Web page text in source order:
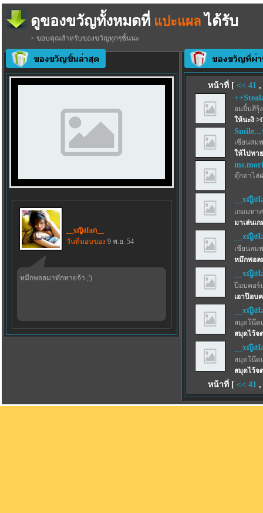
ดูของขวัญทั้งหมดที่ แปะแผล ได้รับ
> ขอบคุณสำหรับของขวัญทุกๆชิ้นนะ
__xญิงIaก__
วันที่มอบของ 9 พ.ย. 54
หมึกพอลมาทักทายจ้า ;')
หน้าที่ [ << 41 ,
อมยิ้มสีรุ้ง
ให้นะงิ
เซียนสม
ให้ไปทา
ตุ๊กตาไล่
__xญิง
เกมมหา
มาเล่นเ
__xญิง
เซียนสม
หมึกพอล
__xญิง
ป๊อบคอร์
เอาป๊อบ
__xญิง
สมุดโน๊ต
สมุดไว้จ
__xญิง
สมุดโน๊ต
สมุดไว้จ
หน้าที่ [ << 41 ,